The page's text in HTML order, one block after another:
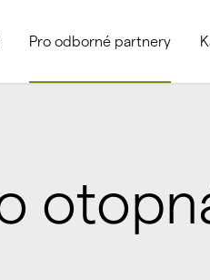
Pro odborné partnery